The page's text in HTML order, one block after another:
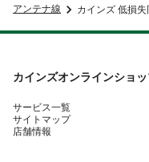
アンテナ線
カインズ 低損
カインズオンラインショ
サービス一覧
サイトマップ
店舗情報